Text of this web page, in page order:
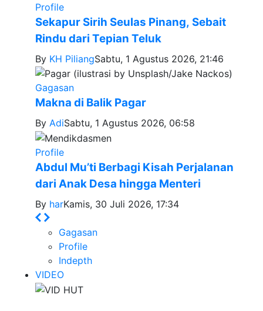
Profile
Sekapur Sirih Seulas Pinang, Sebait
Rindu dari Tepian Teluk
By KH PiliangSabtu, 1 Agustus 2026, 21:46
Gagasan
Makna di Balik Pagar
By AdiSabtu, 1 Agustus 2026, 06:58
Profile
Abdul Mu’ti Berbagi Kisah Perjalanan
dari Anak Desa hingga Menteri
By harKamis, 30 Juli 2026, 17:34
Gagasan
Profile
Indepth
VIDEO